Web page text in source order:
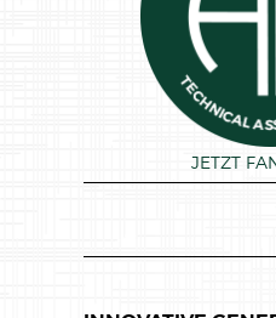
JETZT